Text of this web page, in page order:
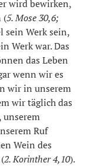
wird bewirken,
(5. Mose 30,6;
sein Werk sein,
Werk war. Das
das Leben
wenn wir es
wir in unserem
wir täglich das
unserem
Ruf
Wein des
2. Korinther 4,10).